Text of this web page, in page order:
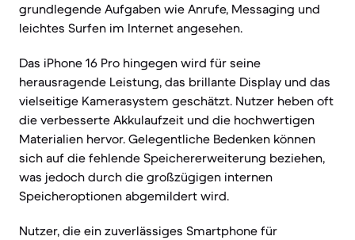
grundlegende Aufgaben wie Anrufe, Messaging und
leichtes Surfen im Internet angesehen.
Das iPhone 16 Pro hingegen wird für seine
herausragende Leistung, das brillante Display und das
vielseitige Kamerasystem geschätzt. Nutzer heben oft
die verbesserte Akkulaufzeit und die hochwertigen
Materialien hervor. Gelegentliche Bedenken können
sich auf die fehlende Speichererweiterung beziehen,
was jedoch durch die großzügigen internen
Speicheroptionen abgemildert wird.
Nutzer, die ein zuverlässiges Smartphone für